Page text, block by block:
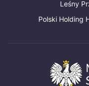
Leśny
Polski Holding